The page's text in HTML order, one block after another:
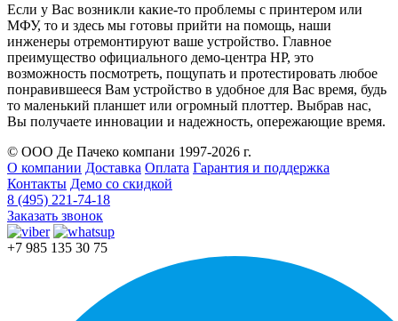
Если у Вас возникли какие-то проблемы с принтером или
МФУ, то и здесь мы готовы прийти на помощь, наши
инженеры отремонтируют ваше устройство. Главное
преимущество официального демо-центра HP, это
возможность посмотреть, пощупать и протестировать любое
понравившееся Вам устройство в удобное для Вас время, будь
то маленький планшет или огромный плоттер. Выбрав нас,
Вы получаете инновации и надежность, опережающие время.
© ООО Де Пачеко компани 1997-2026 г.
О компании Доставка Оплата Гарантия и поддержка
Контакты Демо со скидкой
8 (495) 221-74-18
Заказать звонок
+7 985 135 30 75